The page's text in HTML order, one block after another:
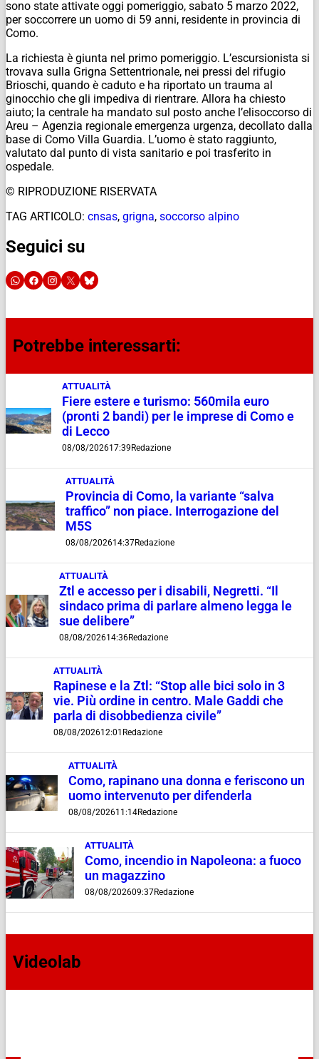
sono state attivate oggi pomeriggio, sabato 5 marzo 2022,
per soccorrere un uomo di 59 anni, residente in provincia di
Como.
La richiesta è giunta nel primo pomeriggio. L’escursionista si
trovava sulla Grigna Settentrionale, nei pressi del rifugio
Brioschi, quando è caduto e ha riportato un trauma al
ginocchio che gli impediva di rientrare. Allora ha chiesto
aiuto; la centrale ha mandato sul posto anche l’elisoccorso di
Areu – Agenzia regionale emergenza urgenza, decollato dalla
base di Como Villa Guardia. L’uomo è stato raggiunto,
valutato dal punto di vista sanitario e poi trasferito in
ospedale.
© RIPRODUZIONE RISERVATA
TAG ARTICOLO: cnsas, grigna, soccorso alpino
Seguici su
Potrebbe interessarti:
ATTUALITÀ
Fiere estere e turismo: 560mila euro
(pronti 2 bandi) per le imprese di Como e
di Lecco
08/08/202617:39 Redazione
ATTUALITÀ
Provincia di Como, la variante “salva
traffico” non piace. Interrogazione del
M5S
08/08/202614:37Redazione
ATTUALITÀ
Ztl e accesso per i disabili, Negretti. “Il
sindaco prima di parlare almeno legga le
sue delibere”
08/08/202614:36Redazione
ATTUALITÀ
Rapinese e la Ztl: “Stop alle bici solo in 3
vie. Più ordine in centro. Male Gaddi che
parla di disobbedienza civile”
08/08/202612:01 Redazione
ATTUALITÀ
Como, rapinano una donna e feriscono un
uomo intervenuto per difenderla
08/08/202611:14Redazione
ATTUALITÀ
Como, incendio in Napoleona: a fuoco
un magazzino
08/08/202609:37Redazione
Videolab